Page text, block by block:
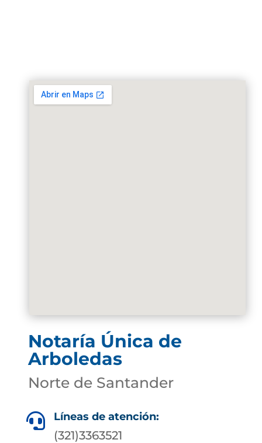
Notaría Única de
Arboledas
Norte de Santander
 Líneas de atención:
(321)3363521